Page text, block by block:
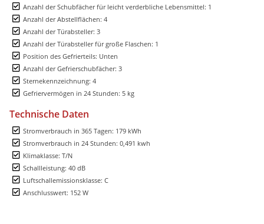
Anzahl der Schubfächer für leicht verderbliche Lebensmittel: 1
Anzahl der Abstellflächen: 4
Anzahl der Türabsteller: 3
Anzahl der Türabsteller für große Flaschen: 1
Position des Gefrierteils: Unten
Anzahl der Gefrierschubfächer: 3
Sternekennzeichnung: 4
Gefriervermögen in 24 Stunden: 5 kg
Technische Daten
Stromverbrauch in 365 Tagen: 179 kWh
Stromverbrauch in 24 Stunden: 0,491 kwh
Klimaklasse: T/N
Schallleistung: 40 dB
Luftschallemissionsklasse: C
Anschlusswert: 152 W